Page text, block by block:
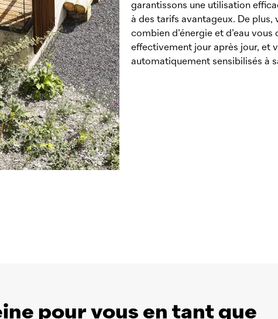
garantissons une utilisation
à des tarifs avantageux. De plus,
combien d’énergie et d’eau vous
effectivement jour après jour, et
automatiquement sensibilisés à
pour vous en tant que